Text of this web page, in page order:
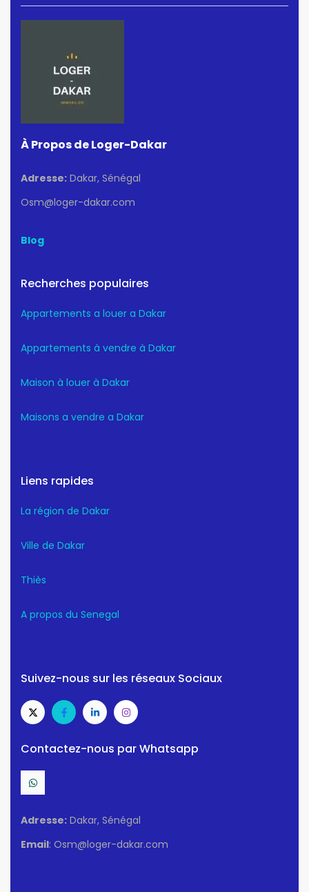
À Propos de Loger-Dakar
Adresse: Dakar, Sénégal
Osm@loger-dakar.com
Blog
Recherches populaires
Appartements a louer a Dakar
Appartements à vendre à Dakar
Maison à louer à Dakar
Maisons a vendre a Dakar
Liens rapides
La région de Dakar
Ville de Dakar
Thiès
A propos du Senegal
Suivez-nous sur les réseaux Sociaux
Contactez-nous par Whatsapp
Adresse: Dakar, Sénégal
Email: Osm@loger-dakar.com